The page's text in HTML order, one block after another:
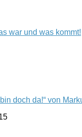
war und was kommt!
doch da!“ von